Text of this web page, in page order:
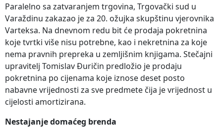
Paralelno sa zatvaranjem trgovina, Trgovački sud u
Varaždinu zakazao je za 20. ožujka skupštinu vjerovnika
Varteksa. Na dnevnom redu bit će prodaja pokretnina
koje tvrtki više nisu potrebne, kao i nekretnina za koje
nema pravnih prepreka u zemljišnim knjigama. Stečajni
upravitelj Tomislav Đuričin predložio je prodaju
pokretnina po cijenama koje iznose deset posto
nabavne vrijednosti za sve predmete čija je vrijednost u
cijelosti amortizirana.
Nestajanje domaćeg brenda